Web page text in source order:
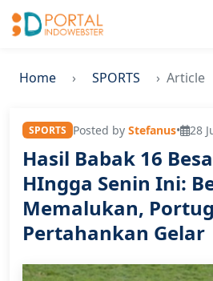
Home SPORTS Article
SPORTS Posted by Stefanus• 28
Hasil Babak 16
HIngga Senin Ini:
Memalukan,
Pertahankan Gelar